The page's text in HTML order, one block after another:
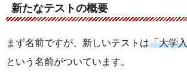
新たなテストの概要
まず名前ですが、新しいテストは「大学
という名前がついています。